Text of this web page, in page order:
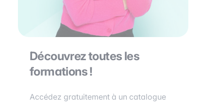
Découvrez toutes les
formations !
Accédez gratuitement à un catalogue